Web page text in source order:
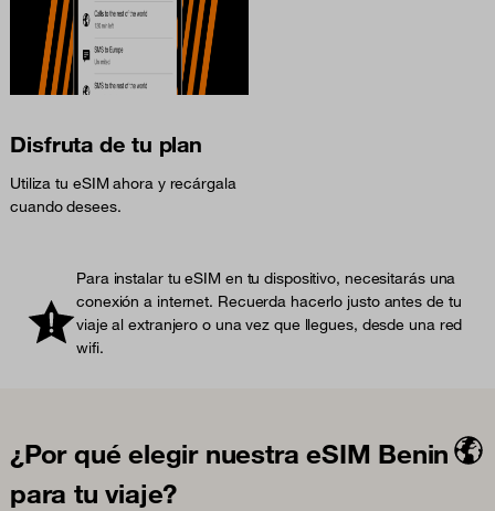
Disfruta de tu plan
Utiliza tu eSIM ahora y recárgala
cuando desees.
Para instalar tu eSIM en tu dispositivo, necesitarás una
conexión a internet. Recuerda hacerlo justo antes de tu
viaje al extranjero o una vez que llegues, desde una red
wifi.
¿Por qué elegir nuestra eSIM Benin
para tu viaje?